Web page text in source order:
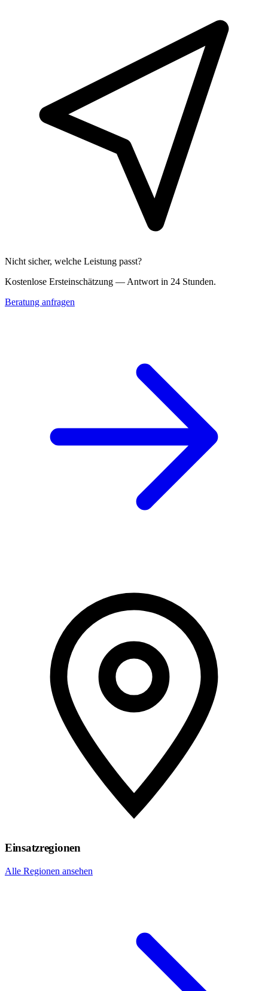
Nicht sicher, welche Leistung passt?
Kostenlose Erst­einschätzung — Antwort in 24 Stunden.
Beratung anfragen
Einsatzregionen
Alle Regionen ansehen